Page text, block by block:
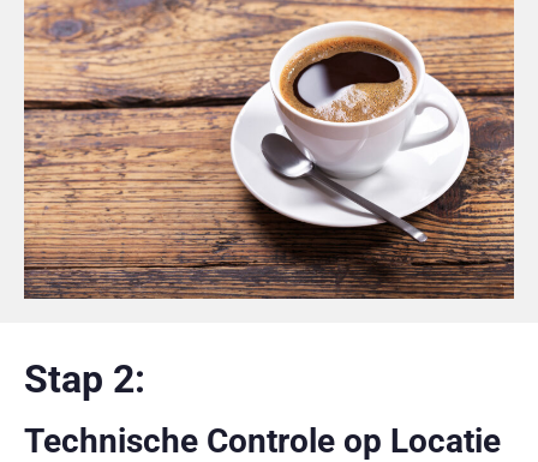
Stap 2:
Technische Controle op Locatie